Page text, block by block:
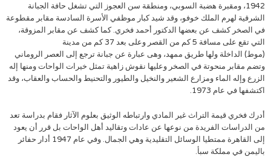
1942، ومقبرة هضبة السوبي، ومنطقة سن العجوز التي تشغل حافة الجبانة
الشرقية لهرم الملك خوفو، وقد شيد كبار موظفي الأسرة السادسة مقابر مقطوعة
في الصخر كشف عن بعضها الدكتور أحمد فخري. كما كشف عن مقابر المزوقة،
التي تقع على مسافة 5 كم من القصر وعلى بعد 37 كم من مدينة
(موط) الداخلة ولها طريق ممهد، وهى عبارة عن جبانة ترجع إلى العصر الروماني
وتضم مقابر منحوتة في الصخر وعليها نقوش زاهية تمثل خيرات الواحات ومنها إله
الزرع وإله الماء ومزارع الشعير والنخيل والطيور والتحنيط والحساب والعقاب، وقد
اكتشفها في عام 1973.
أدرك فخري قيمة التراث غير المادي وارتباطه الوثيق بعلوم الآثار فقام بدراسة تعد
من ‏الدراسات الفريدة من نوعها عن عادات وتقاليد أهل الواحات بل قرر أن يعود
إلى القاهرة ممتطيا الوسائل التقليدية وهي الجمال. وفي ‏عام 1947 أدار حفائر
باليمن في مملكة سبأ.